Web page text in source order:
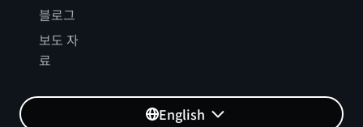
블로그
보도 자
료
English